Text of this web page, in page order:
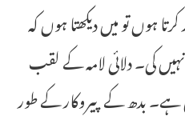
ہوں تو میں دیکھتا ہوں کہ
کی۔ دلائی لامہ کے لقب
ہے۔ بدھ کے پیروکار کے طور